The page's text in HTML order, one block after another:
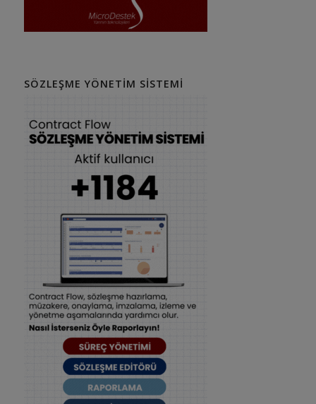
SÖZLEŞME YÖNETIM SISTEMI